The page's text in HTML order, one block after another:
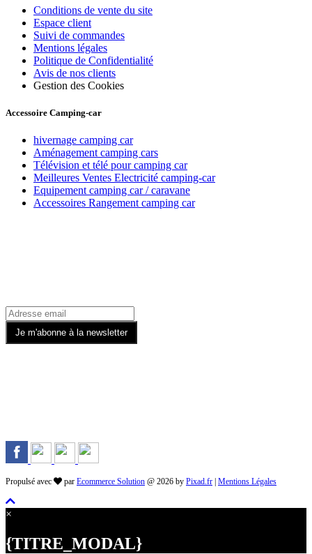
Conditions de vente du site
Espace client
Suivi de commandes
Mentions légales
Politique de Confidentialité
Avis de nos clients
Gestion des Cookies
Accessoire Camping-car
hivernage camping car
Aménagement camping cars
Télévision et télé pour camping car
Meilleures Ventes Electricité camping-car
Equipement camping car / caravane
Accessoires Rangement camping car
Propulsé avec par Ecommerce Solution @ 2026 by Pixad.fr Mentions Légales
×
{TITRE_MODAL}